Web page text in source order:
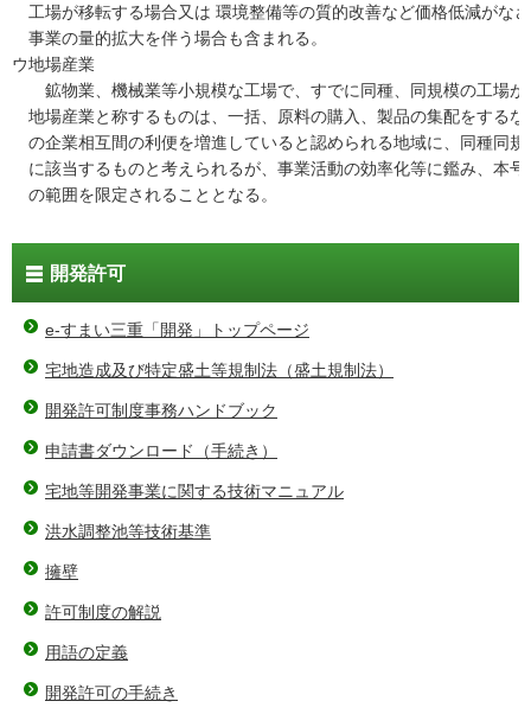
工場が移転する場合又は 環境整備等の質的改善など価格低減がな
事業の量的拡大を伴う場合も含まれる。
ウ地場産業
鉱物業、機械業等小規模な工場で、すでに同種、同規模の工場
地場産業と称するものは、一括、原料の購入、製品の集配をする
の企業相互間の利便を増進していると認められる地域に、同種同
に該当するものと考えられるが、事業活動の効率化等に鑑み、本
の範囲を限定されることとなる。
開発許可
e-すまい三重「開発」トップページ
宅地造成及び特定盛土等規制法（盛土規制法）
開発許可制度事務ハンドブック
申請書ダウンロード（手続き）
宅地等開発事業に関する技術マニュアル
洪水調整池等技術基準
擁壁
許可制度の解説
用語の定義
開発許可の手続き